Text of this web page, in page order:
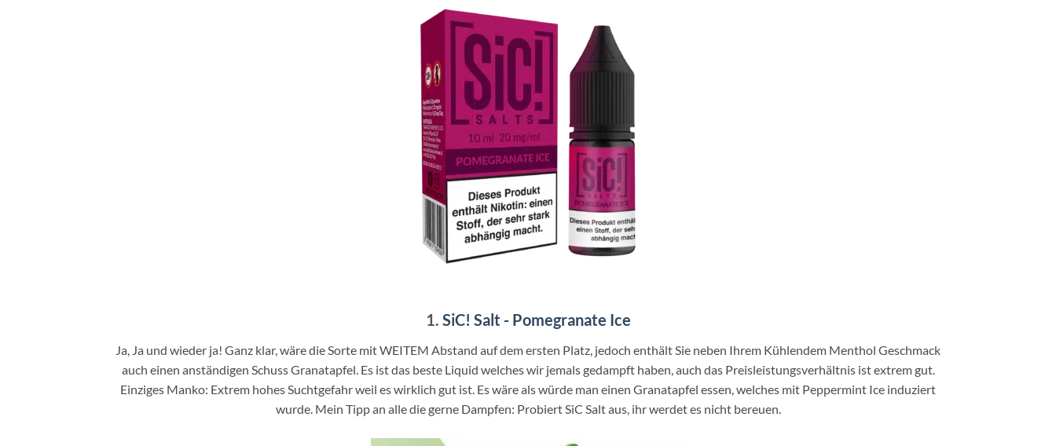
1. SiC! Salt - Pomegranate Ice
Ja, Ja und wieder ja! Ganz klar, wäre die Sorte mit WEITEM Abstand auf dem ersten Platz, jedoch enthält Sie neben Ihrem Kühlendem Menthol Geschmack
auch einen anständigen Schuss Granatapfel. Es ist das beste Liquid welches wir jemals gedampft haben, auch das Preisleistungsverhältnis ist extrem gut.
Einziges Manko: Extrem hohes Suchtgefahr weil es wirklich gut ist. Es wäre als würde man einen Granatapfel essen, welches mit Peppermint Ice induziert
wurde. Mein Tipp an alle die gerne Dampfen: Probiert SiC Salt aus, ihr werdet es nicht bereuen.